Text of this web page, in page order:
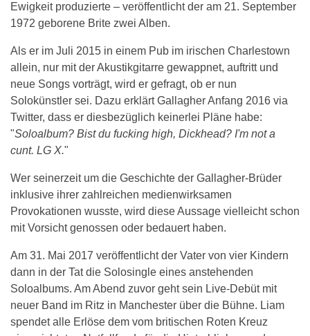
Ewigkeit produzierte – veröffentlicht der am 21. September
1972 geborene Brite zwei Alben.
Als er im Juli 2015 in einem Pub im irischen Charlestown
allein, nur mit der Akustikgitarre gewappnet, auftritt und
neue Songs vorträgt, wird er gefragt, ob er nun
Solokünstler sei. Dazu erklärt Gallagher Anfang 2016 via
Twitter, dass er diesbezüglich keinerlei Pläne habe:
"Soloalbum? Bist du fucking high, Dickhead? I'm not a
cunt. LG X."
Wer seinerzeit um die Geschichte der Gallagher-Brüder
inklusive ihrer zahlreichen medienwirksamen
Provokationen wusste, wird diese Aussage vielleicht schon
mit Vorsicht genossen oder bedauert haben.
Am 31. Mai 2017 veröffentlicht der Vater von vier Kindern
dann in der Tat die Solosingle eines anstehenden
Soloalbums. Am Abend zuvor geht sein Live-Debüt mit
neuer Band im Ritz in Manchester über die Bühne. Liam
spendet alle Erlöse dem vom britischen Roten Kreuz